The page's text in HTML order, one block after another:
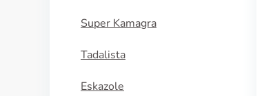
Super Kamagra
Tadalista
Eskazole